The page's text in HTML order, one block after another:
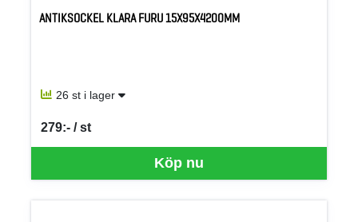
ANTIKSOCKEL KLARA FURU 15X95X4200MM
26 st i lager
Köp nu
279:- / st
SEK per ST